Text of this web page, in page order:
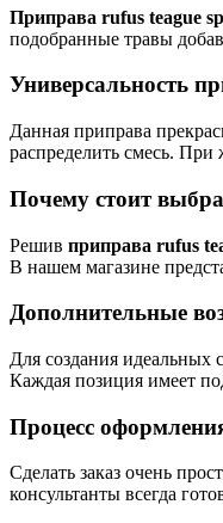
Приправа rufus teague
подобранные травы
Универсальность
Данная приправа
распределить смесь. При
Почему стоит
Решив приправа rufus
В нашем магазине
Дополнительные
Для создания идеальных
Каждая позиция имеет
Процесс
Сделать заказ очень
консультанты всегда